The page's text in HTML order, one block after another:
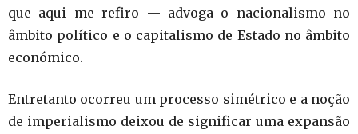
que aqui me refiro — advoga o nacionalismo no
âmbito político e o capitalismo de Estado no âmbito
económico.
Entretanto ocorreu um processo simétrico e a noção
de imperialismo deixou de significar uma expansão